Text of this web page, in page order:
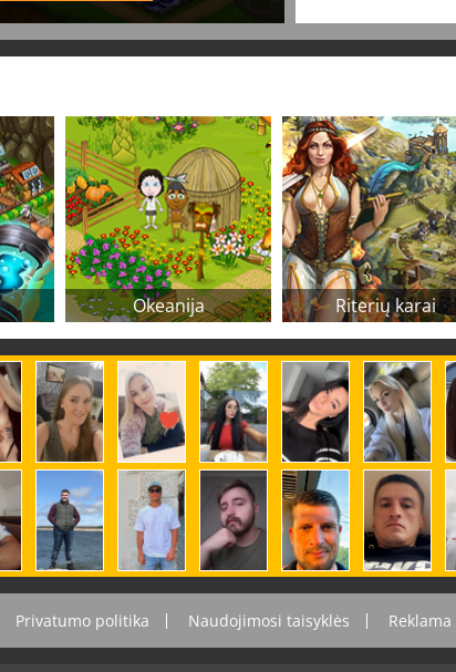
Okeanija Riterių karai
Privatumo politika Naudojimosi taisyklės Reklama